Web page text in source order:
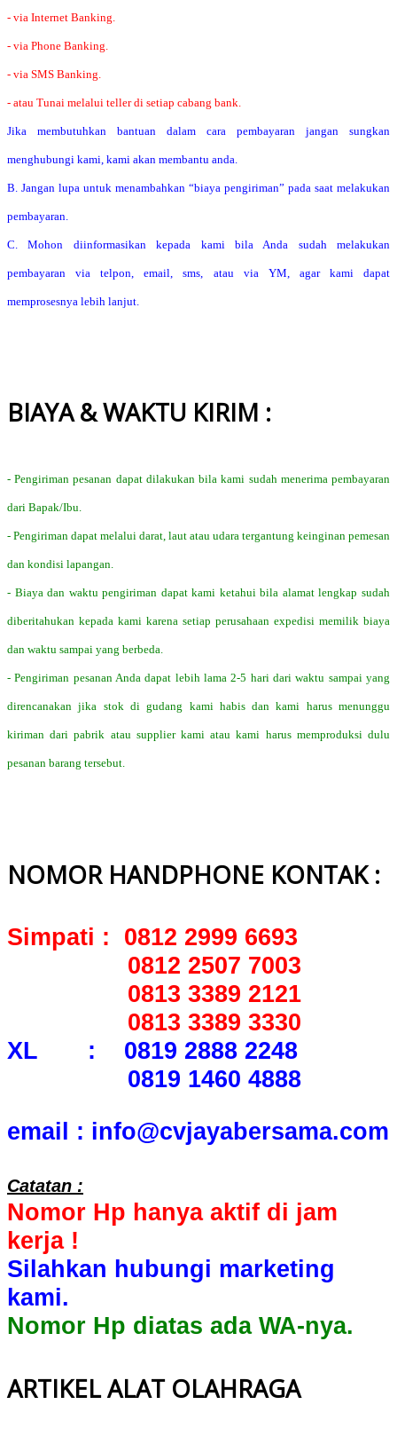
- via Internet Banking.
- via Phone Banking.
- via SMS Banking.
- atau Tunai melalui teller di setiap cabang bank.
Jika membutuhkan bantuan dalam cara pembayaran jangan sungkan
menghubungi kami, kami akan membantu anda.
B. Jangan lupa untuk menambahkan “biaya pengiriman” pada saat melakukan
pembayaran.
C. Mohon diinformasikan kepada kami bila Anda sudah melakukan
pembayaran via telpon, email, sms, atau via YM, agar kami dapat
memprosesnya lebih lanjut.
BIAYA & WAKTU KIRIM :
- Pengiriman pesanan dapat dilakukan bila kami sudah menerima pembayaran
dari Bapak/Ibu.
- Pengiriman dapat melalui darat, laut atau udara tergantung keinginan pemesan
dan kondisi lapangan.
- Biaya dan waktu pengiriman dapat kami ketahui bila alamat lengkap sudah
diberitahukan kepada kami karena setiap perusahaan expedisi memilik biaya
dan waktu sampai yang berbeda.
- Pengiriman pesanan Anda dapat lebih lama 2-5 hari dari waktu sampai yang
direncanakan jika stok di gudang kami habis dan kami harus menunggu
kiriman dari pabrik atau supplier kami atau kami harus memproduksi dulu
pesanan barang tersebut.
NOMOR HANDPHONE KONTAK :
Simpati : 0812 2999 6693
0812 2507 7003
0813 3389 2121
0813 3389 3330
XL : 0819 2888 2248
0819 1460 4888
email : info@cvjayabersama.com
Catatan :
Nomor Hp hanya aktif di jam
kerja !
Silahkan hubungi marketing
kami.
Nomor Hp diatas ada WA-nya.
ARTIKEL ALAT OLAHRAGA